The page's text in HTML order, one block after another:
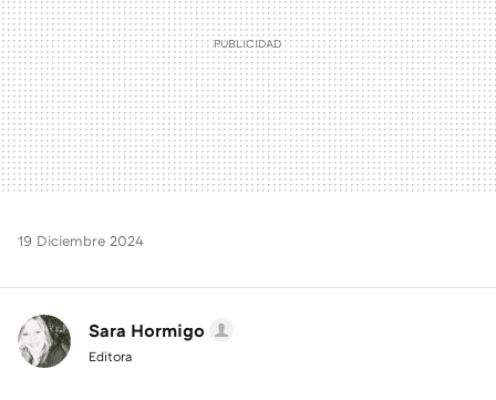
19 Diciembre 2024
Sara Hormigo
Editora